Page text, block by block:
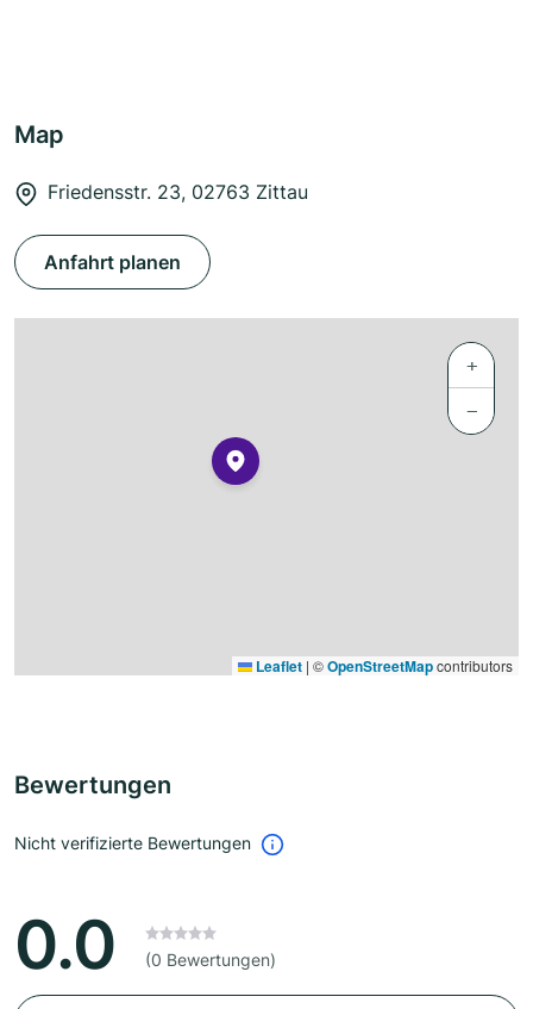
Map
Friedensstr. 23, 02763 Zittau
Anfahrt planen
+
−
Leaflet | ©OpenStreetMapcontributors
Bewertungen
Nicht verifizierte Bewertungen
0.0 (0 Bewertungen)